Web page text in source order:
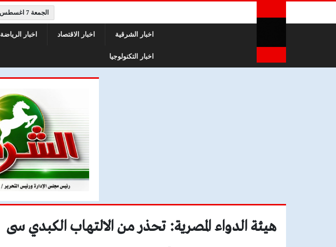
الجمعة 7 اغسطس 2026 الساعة 8:50 م
اخبار الشرقية اخبار الاقتصاد اخبار الرياضة
اخبار التكنولوجيا
هيئة الدواء المصرية: تحذر من الالتهاب الكبدي سى